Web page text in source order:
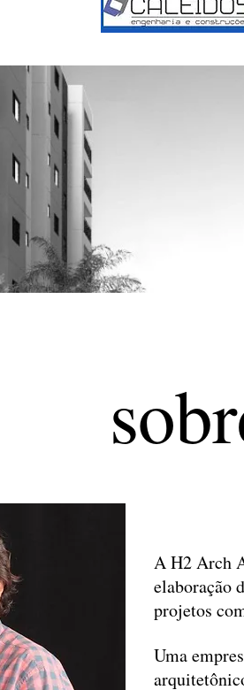
A H2 Arch
elaboração
projetos
Uma